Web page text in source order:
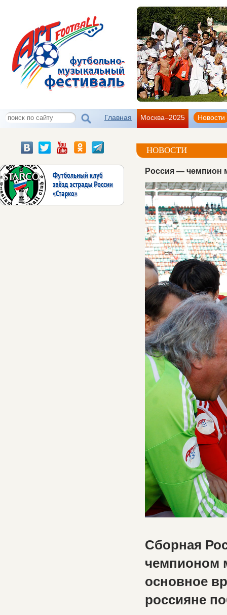
Главная Москва–2025 Новости
НОВОСТИ
Россия — чемпион
Сборная
чемпионом
основное
россияне